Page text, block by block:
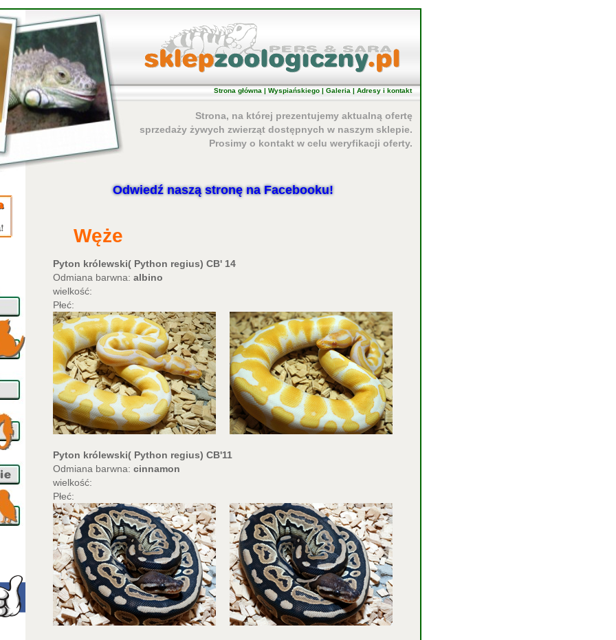
Strona główna | Wyspiańskiego | Galeria | Adresy i kontakt
Strona, na której prezentujemy aktualną ofertę
sprzedaży żywych zwierząt dostępnych w naszym sklepie.
Prosimy o kontakt w celu weryfikacji oferty.
Odwiedź naszą stronę na Facebooku!
Węże
Pyton królewski( Python regius) CB' 14
Odmiana barwna: albino
wielkość:
Płeć:
Pyton królewski( Python regius) CB'11
Odmiana barwna: cinnamon
wielkość:
Płeć: